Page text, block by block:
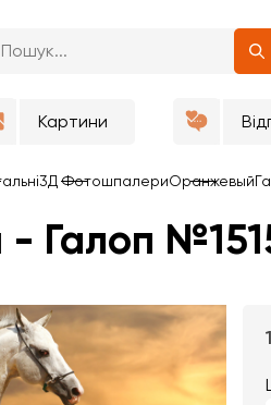
Картини
3Д ФотошпалериОранжевый
Галоп